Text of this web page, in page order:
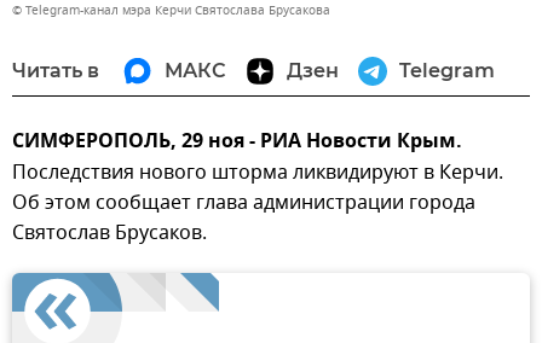
© Telegram-канал мэра Керчи Святослава Брусакова
Читать в МАКС Дзен Telegram
СИМФЕРОПОЛЬ, 29 ноя - РИА Новости Крым.
Последствия нового шторма ликвидируют в Керчи.
Об этом сообщает глава администрации города
Святослав Брусаков.